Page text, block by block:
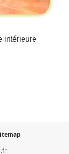
intérieure